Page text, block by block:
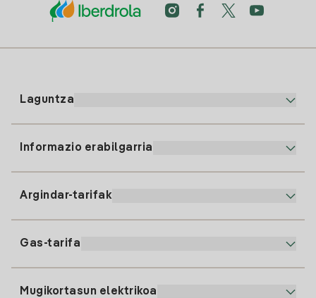
Laguntza
91 919 52 73
clientes@tuiberdrola.es
Informazio erabilgarria
Gasean alta ematea
Argindar-tarifak
Gas-tarifa
Mugikortasun elektrikoa